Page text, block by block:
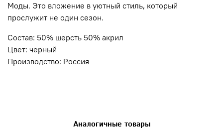
Моды. Это вложение в уютный стиль, который
прослужит не один сезон.
Состав: 50% шерсть 50% акрил
Цвет: черный
Производство: Россия
Аналогичные товары